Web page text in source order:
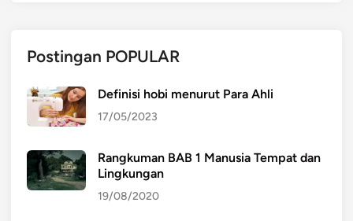
Postingan POPULAR
Definisi hobi menurut Para Ahli
17/05/2023
Rangkuman BAB 1 Manusia Tempat dan
Lingkungan
19/08/2020